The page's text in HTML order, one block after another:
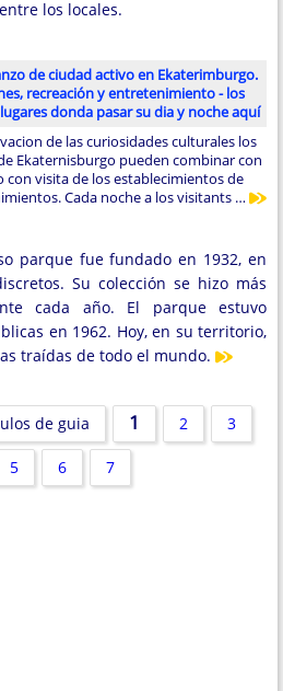
los locales.
de ciudad activo en Ekaterimburgo.
recreación y entretenimiento - los
donda pasar su dia y noche aquí
de las curiosidades culturales los
Ekaternisburgo pueden combinar con
con visita de los establecimientos de
Cada noche a los visitants …
parque fue fundado en 1932, en
Su colección se hizo más
cada año. El parque estuvo
en 1962. Hoy, en su territorio,
traídas de todo el mundo.
de guia 1 2 3
5 6 7